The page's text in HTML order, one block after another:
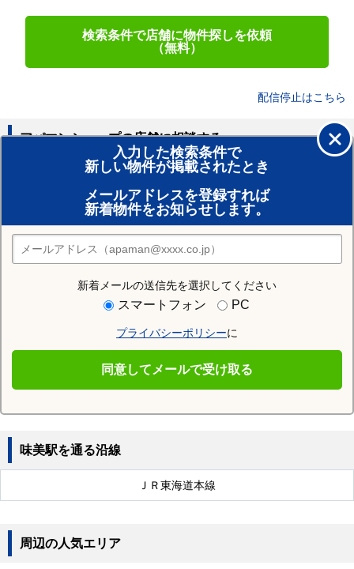
検索条件で店舗に物件探しを依頼
（無料）
配信停止はこちら
入力した検索条件で
新しい物件が掲載されたとき
メールアドレスを登録すれば
新着物件をお知らせします。
新着メールの送信先を選択してください
スマートフォン PC
プライバシーポリシーに
同意してメールで受け取る
アパマンショップの店舗に相談する
賃貸のプロがお部屋探し！
おまかせ物件リクエスト
住みたい街の店舗を探す
店舗検索
勝川駅
間内駅 神領駅 牛山駅
味美駅を通る沿線
ＪＲ東海道本線
周辺の人気エリア